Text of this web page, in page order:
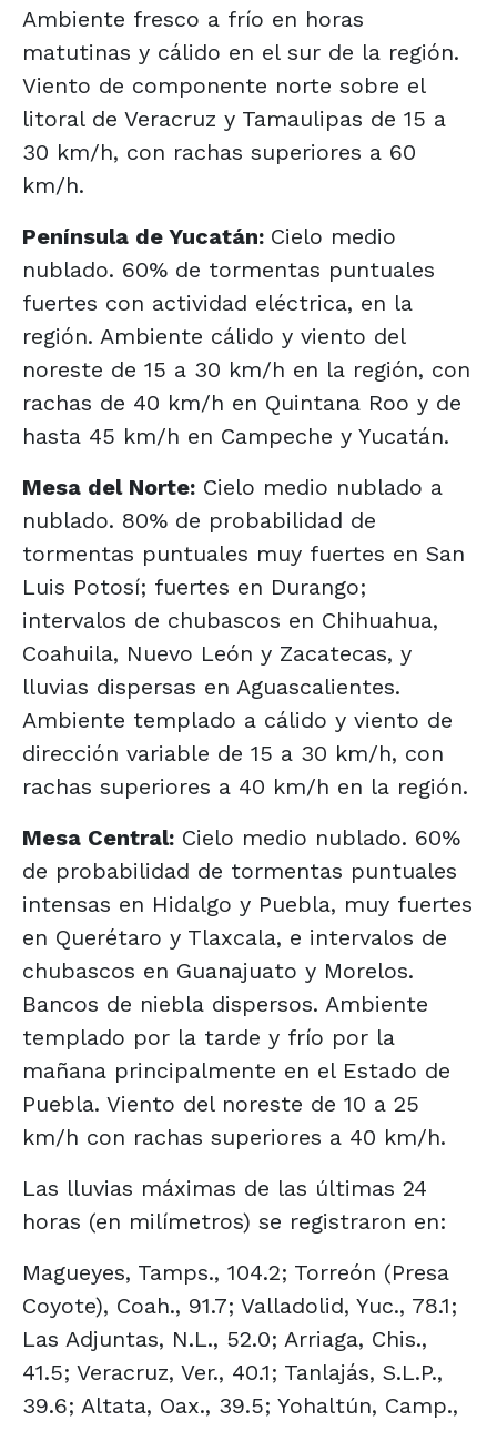
Ambiente fresco a frío en horas
matutinas y cálido en el sur de la región.
Viento de componente norte sobre el
litoral de Veracruz y Tamaulipas de 15 a
30 km/h, con rachas superiores a 60
km/h.
Península de Yucatán: Cielo medio
nublado. 60% de tormentas puntuales
fuertes con actividad eléctrica, en la
región. Ambiente cálido y viento del
noreste de 15 a 30 km/h en la región, con
rachas de 40 km/h en Quintana Roo y de
hasta 45 km/h en Campeche y Yucatán.
Mesa del Norte: Cielo medio nublado a
nublado. 80% de probabilidad de
tormentas puntuales muy fuertes en San
Luis Potosí; fuertes en Durango;
intervalos de chubascos en Chihuahua,
Coahuila, Nuevo León y Zacatecas, y
lluvias dispersas en Aguascalientes.
Ambiente templado a cálido y viento de
dirección variable de 15 a 30 km/h, con
rachas superiores a 40 km/h en la región.
Mesa Central: Cielo medio nublado. 60%
de probabilidad de tormentas puntuales
intensas en Hidalgo y Puebla, muy fuertes
en Querétaro y Tlaxcala, e intervalos de
chubascos en Guanajuato y Morelos.
Bancos de niebla dispersos. Ambiente
templado por la tarde y frío por la
mañana principalmente en el Estado de
Puebla. Viento del noreste de 10 a 25
km/h con rachas superiores a 40 km/h.
Las lluvias máximas de las últimas 24
horas (en milímetros) se registraron en:
Magueyes, Tamps., 104.2; Torreón (Presa
Coyote), Coah., 91.7; Valladolid, Yuc., 78.1;
Las Adjuntas, N.L., 52.0; Arriaga, Chis.,
41.5; Veracruz, Ver., 40.1; Tanlajás, S.L.P.,
39.6; Altata, Oax., 39.5; Yohaltún, Camp.,